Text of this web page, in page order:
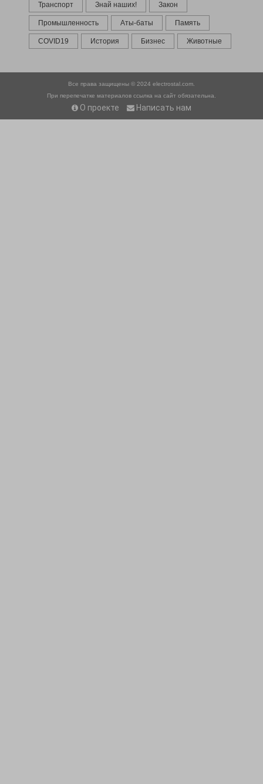
Транспорт Знай наших! Закон
Промышленность Аты-баты Память
COVID19 История Бизнес Животные
Все права защищены © 2024 electrostal.com.
При перепечатке материалов ссылка на сайт обязательна.
О проекте Написать нам